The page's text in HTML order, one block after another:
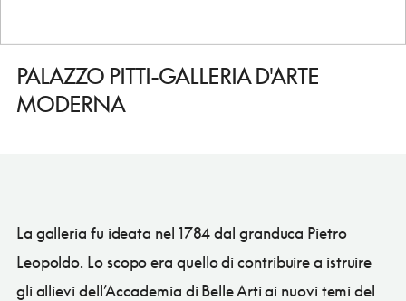
PALAZZO PITTI-GALLERIA D'ARTE
MODERNA
La galleria fu ideata nel 1784 dal granduca Pietro
Leopoldo. Lo scopo era quello di contribuire a istruire
gli allievi dell’Accademia di Belle Arti ai nuovi temi del